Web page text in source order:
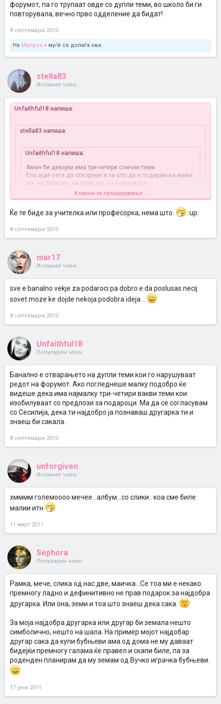
форумот, па го трупаат овде со дупли теми, во школо би ги
повторувала, вечно прво одделение да бидат!
8 септември 2010
На Maripos.a му/ѝ се допаѓа ова.
stella83
Истакнат член
Unfaithful18 напиша:
stella83 напиша:
Unfaithful18 напиша:
Аман бе девојки има три-четири слични теми
Епа ајде сега да отвориме и за што да и подарам на мајка
ми, на баба ми, на татко ми, на комшиката
Внимавајте малку со отварањето на темите. Ова беше
најдобронамерно кажано.
повторувањето е мајка на знаењето.
Кликни за проширување...
Море јас таквите мрзи што ги мрзи да прочепкаат по форумот, па
го трупаат овде со дупли теми, во школо би ги повторувала, вечно
Кликни за проширување...
Ќе те биде за учителка или професорка, нема што. :up:
8 септември 2010
mar17
Истакнат член
sve e banalno vekje za podaroci pa dobro e da poslusas necij
sovet moze ke dojde nekoja podobra ideja ..
8 септември 2010
Unfaithful18
Популарен член
Банално е отварањето на дупли теми кои го нарушуваат
редот на форумот. Ако погледнеше малку подобро ќе
видеше дека има најмалку три-четири вакви теми кои
изобилуваат со предлози за подароци. Ма да се согласувам
со Сесилија, дека ти најдобро ја познаваш другарка ти и
знаеш би сакала.
8 септември 2010
unforgiven
Истакнат член
хмммм големоооо мечее...албум...со слики.. коа сме биле
малии итн
11 март 2011
Sephora
Популарен член
Рамка, мече, слика од нас две, маичка...Се тоа ми е некако
премногу ладно и дефинитивно не прав подарок за најдобра
другарка. Или она, земи и тоа што знаеш дека сака.
За моја најдобра другарка или другар би земала нешто
симболично, нешто на шала. На пример мојот најдобар
другар сака да купи бубњеви ама од дома не му даваат
бидејќи премногу галама ќе правел и скапи биле, па за
роденден планирам да му земам од Вучко играчка бубњеви.
17 јуни 2011